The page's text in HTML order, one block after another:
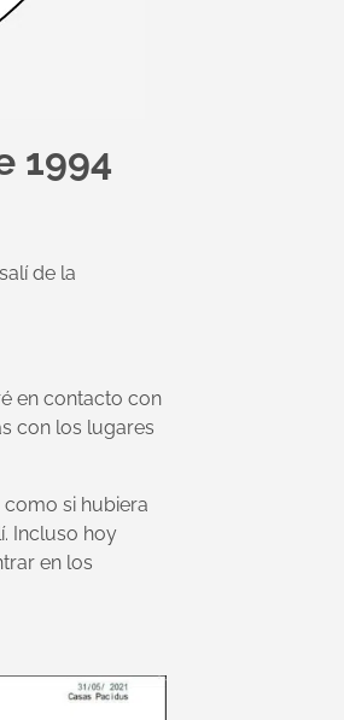
1994
de la
en contacto con
con los lugares
si hubiera
Incluso hoy
en los